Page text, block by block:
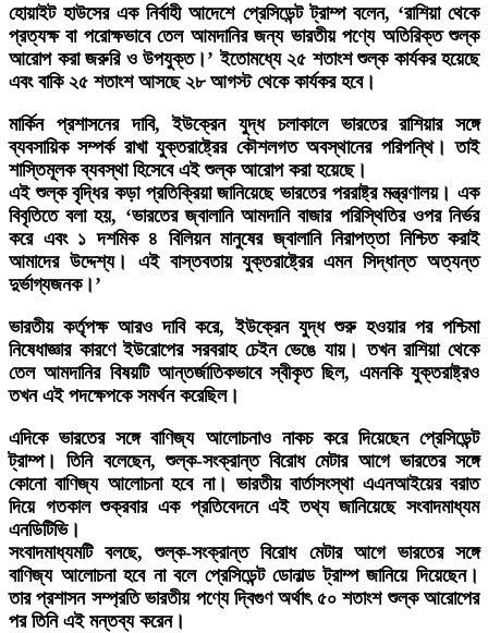
হোয়াইট হাউসের এক নির্বাহী আদেশে প্রেসিডেন্ট ট্রাম্প বলেন, ‘রাশিয়া থেকে
প্রত্যক্ষ বা পরোক্ষভাবে তেল আমদানির জন্য ভারতীয় পণ্যে অতিরিক্ত শুল্ক
আরোপ করা জরুরি ও উপযুক্ত।’ ইতোমধ্যে ২৫ শতাংশ শুল্ক কার্যকর হয়েছে
এবং বাকি ২৫ শতাংশ আসছে ২৮ আগস্ট থেকে কার্যকর হবে।
মার্কিন প্রশাসনের দাবি, ইউক্রেন যুদ্ধ চলাকালে ভারতের রাশিয়ার সঙ্গে
ব্যবসায়িক সম্পর্ক রাখা যুক্তরাষ্ট্রের কৌশলগত অবস্থানের পরিপন্থি। তাই
শাস্তিমূলক ব্যবস্থা হিসেবে এই শুল্ক আরোপ করা হয়েছে।
এই শুল্ক বৃদ্ধির কড়া প্রতিক্রিয়া জানিয়েছে ভারতের পররাষ্ট্র মন্ত্রণালয়। এক
বিবৃতিতে বলা হয়, ‘ভারতের জ্বালানি আমদানি বাজার পরিস্থিতির ওপর নির্ভর
করে এবং ১ দশমিক ৪ বিলিয়ন মানুষের জ্বালানি নিরাপত্তা নিশ্চিত করাই
আমাদের উদ্দেশ্য। এই বাস্তবতায় যুক্তরাষ্ট্রের এমন সিদ্ধান্ত অত্যন্ত
দুর্ভাগ্যজনক।’
ভারতীয় কর্তৃপক্ষ আরও দাবি করে, ইউক্রেন যুদ্ধ শুরু হওয়ার পর পশ্চিমা
নিষেধাজ্ঞার কারণে ইউরোপের সরবরাহ চেইন ভেঙে যায়। তখন রাশিয়া থেকে
তেল আমদানির বিষয়টি আন্তর্জাতিকভাবে স্বীকৃত ছিল, এমনকি যুক্তরাষ্ট্রও
তখন এই পদক্ষেপকে সমর্থন করেছিল।
এদিকে ভারতের সঙ্গে বাণিজ্য আলোচনাও নাকচ করে দিয়েছেন প্রেসিডেন্ট
ট্রাম্প। তিনি বলেছেন, শুল্ক-সংক্রান্ত বিরোধ মেটার আগে ভারতের সঙ্গে
কোনো বাণিজ্য আলোচনা হবে না। ভারতীয় বার্তাসংস্থা এএনআইয়ের বরাত
দিয়ে গতকাল শুক্রবার এক প্রতিবেদনে এই তথ্য জানিয়েছে সংবাদমাধ্যম
এনডিটিভি।
সংবাদমাধ্যমটি বলছে, শুল্ক-সংক্রান্ত বিরোধ মেটার আগে ভারতের সঙ্গে
বাণিজ্য আলোচনা হবে না বলে প্রেসিডেন্ট ডোনাল্ড ট্রাম্প জানিয়ে দিয়েছেন।
তার প্রশাসন সম্প্রতি ভারতীয় পণ্যে দ্বিগুণ অর্থাৎ ৫০ শতাংশ শুল্ক আরোপের
পর তিনি এই মন্তব্য করেন।